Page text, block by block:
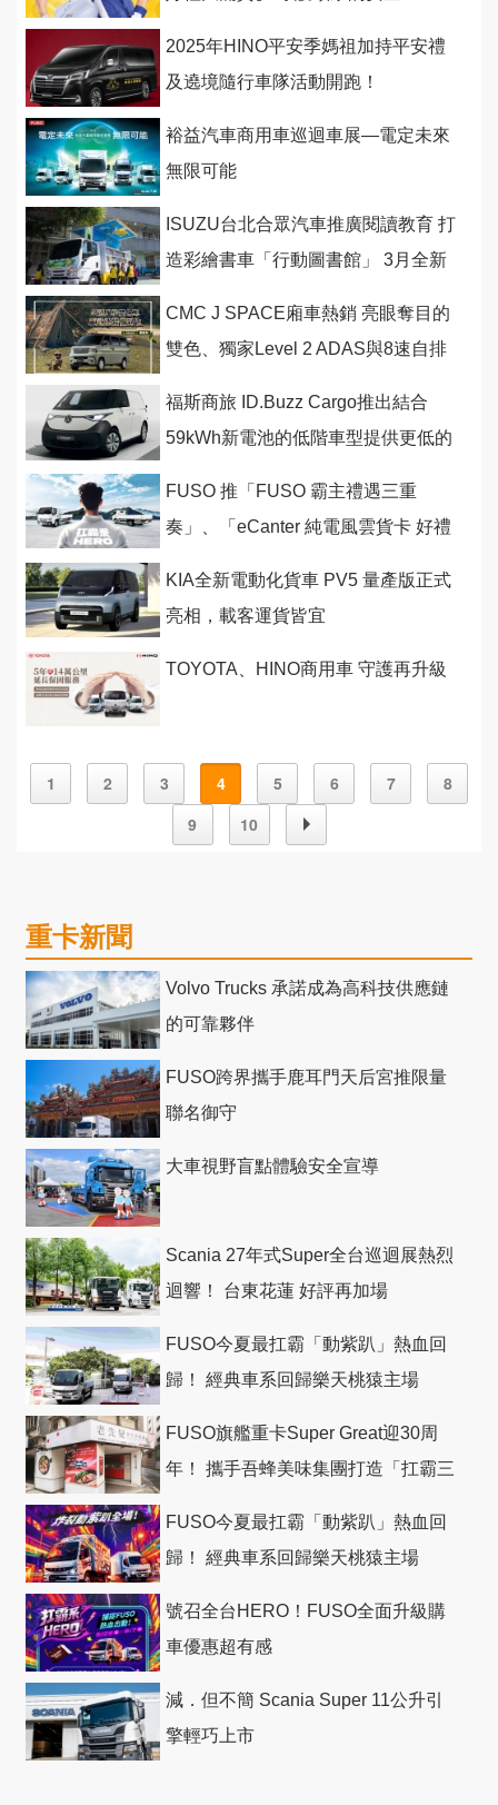
2025年HINO平安季媽祖加持平安禮
及遶境隨行車隊活動開跑！
裕益汽車商用車巡迴車展—電定未來
無限可能
ISUZU台北合眾汽車推廣閱讀教育 打
造彩繪書車「行動圖書館」 3月全新
CMC J SPACE廂車熱銷 亮眼奪目的
雙色、獨家Level 2 ADAS與8速自排
福斯商旅 ID.Buzz Cargo推出結合
59kWh新電池的低階車型提供更低的
FUSO 推「FUSO 霸主禮遇三重
奏」、「eCanter 純電風雲貨卡 好禮
KIA全新電動化貨車 PV5 量產版正式
亮相，載客運貨皆宜
TOYOTA、HINO商用車 守護再升級
1 2 3 4 5 6 7
8
9
10
重卡新聞
Volvo Trucks 承諾成為高科技供應鏈
的可靠夥伴
FUSO跨界攜手鹿耳門天后宮推限量
聯名御守
大車視野盲點體驗安全宣導
Scania 27年式Super全台巡迴展熱烈
迴響！ 台東花蓮 好評再加場
FUSO今夏最扛霸「動紫趴」熱血回
歸！ 經典車系回歸樂天桃猿主場
FUSO旗艦重卡Super Great迎30周
年！ 攜手吾蜂美味集團打造「扛霸三
FUSO今夏最扛霸「動紫趴」熱血回
歸！ 經典車系回歸樂天桃猿主場
號召全台HERO！FUSO全面升級購
車優惠超有感
減．但不簡 Scania Super 11公升引
擎輕巧上市